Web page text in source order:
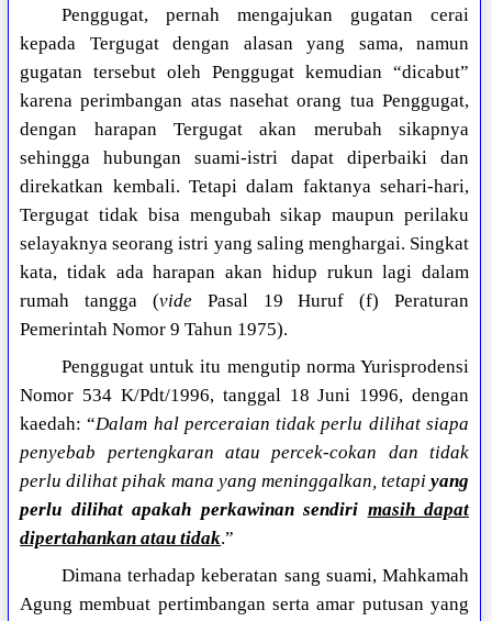
Penggugat, pernah mengajukan gugatan cerai
kepada Tergugat dengan alasan yang sama, namun
gugatan tersebut oleh Penggugat kemudian “dicabut”
karena perimbangan atas nasehat orang tua Penggugat,
dengan harapan Tergugat akan merubah sikapnya
sehingga hubungan suami-istri dapat diperbaiki dan
direkatkan kembali. Tetapi dalam faktanya sehari-hari,
Tergugat tidak bisa mengubah sikap maupun perilaku
selayaknya seorang istri yang saling menghargai. Singkat
kata, tidak ada harapan akan hidup rukun lagi dalam
rumah tangga (videPasal 19 Huruf (f) Peraturan
Pemerintah Nomor 9 Tahun 1975).
Penggugat untuk itu mengutip norma Yurisprodensi
Nomor 534 K/Pdt/1996, tanggal 18 Juni 1996, dengan
kaedah: “Dalam hal perceraian tidak perlu dilihat siapa
penyebab pertengkaran atau percek-cokan dan tidak
perlu dilihat pihak mana yang meninggalkan, tetapi yang
perlu dilihat apakah perkawinan sendiri masih dapat
dipertahankan atau tidak.”
Dimana terhadap keberatan sang suami, Mahkamah
Agung membuat pertimbangan serta amar putusan yang